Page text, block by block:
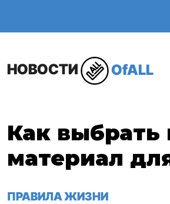
НОВОСТИ OfALL
Как
материал
ПРАВИЛА ЖИЗНИ